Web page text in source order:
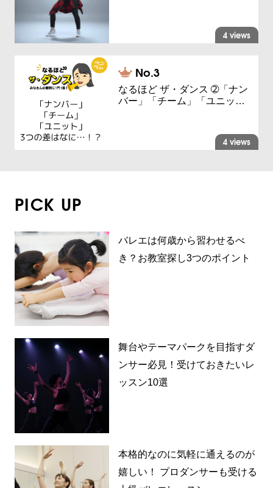
4 views
なるほど ザ・ダンス ➁「ナン
バー」「チーム」「ユニッ…
4 views
PICK UP
バレエは何歳から習わせるべ
き？お教室探し3つのポイント
舞台やテーマパークを目指すダ
ンサー必見！受けておきたいレ
ッスン10選
本格的なのに気軽に通えるのが
嬉しい！ プロダンサーも受ける